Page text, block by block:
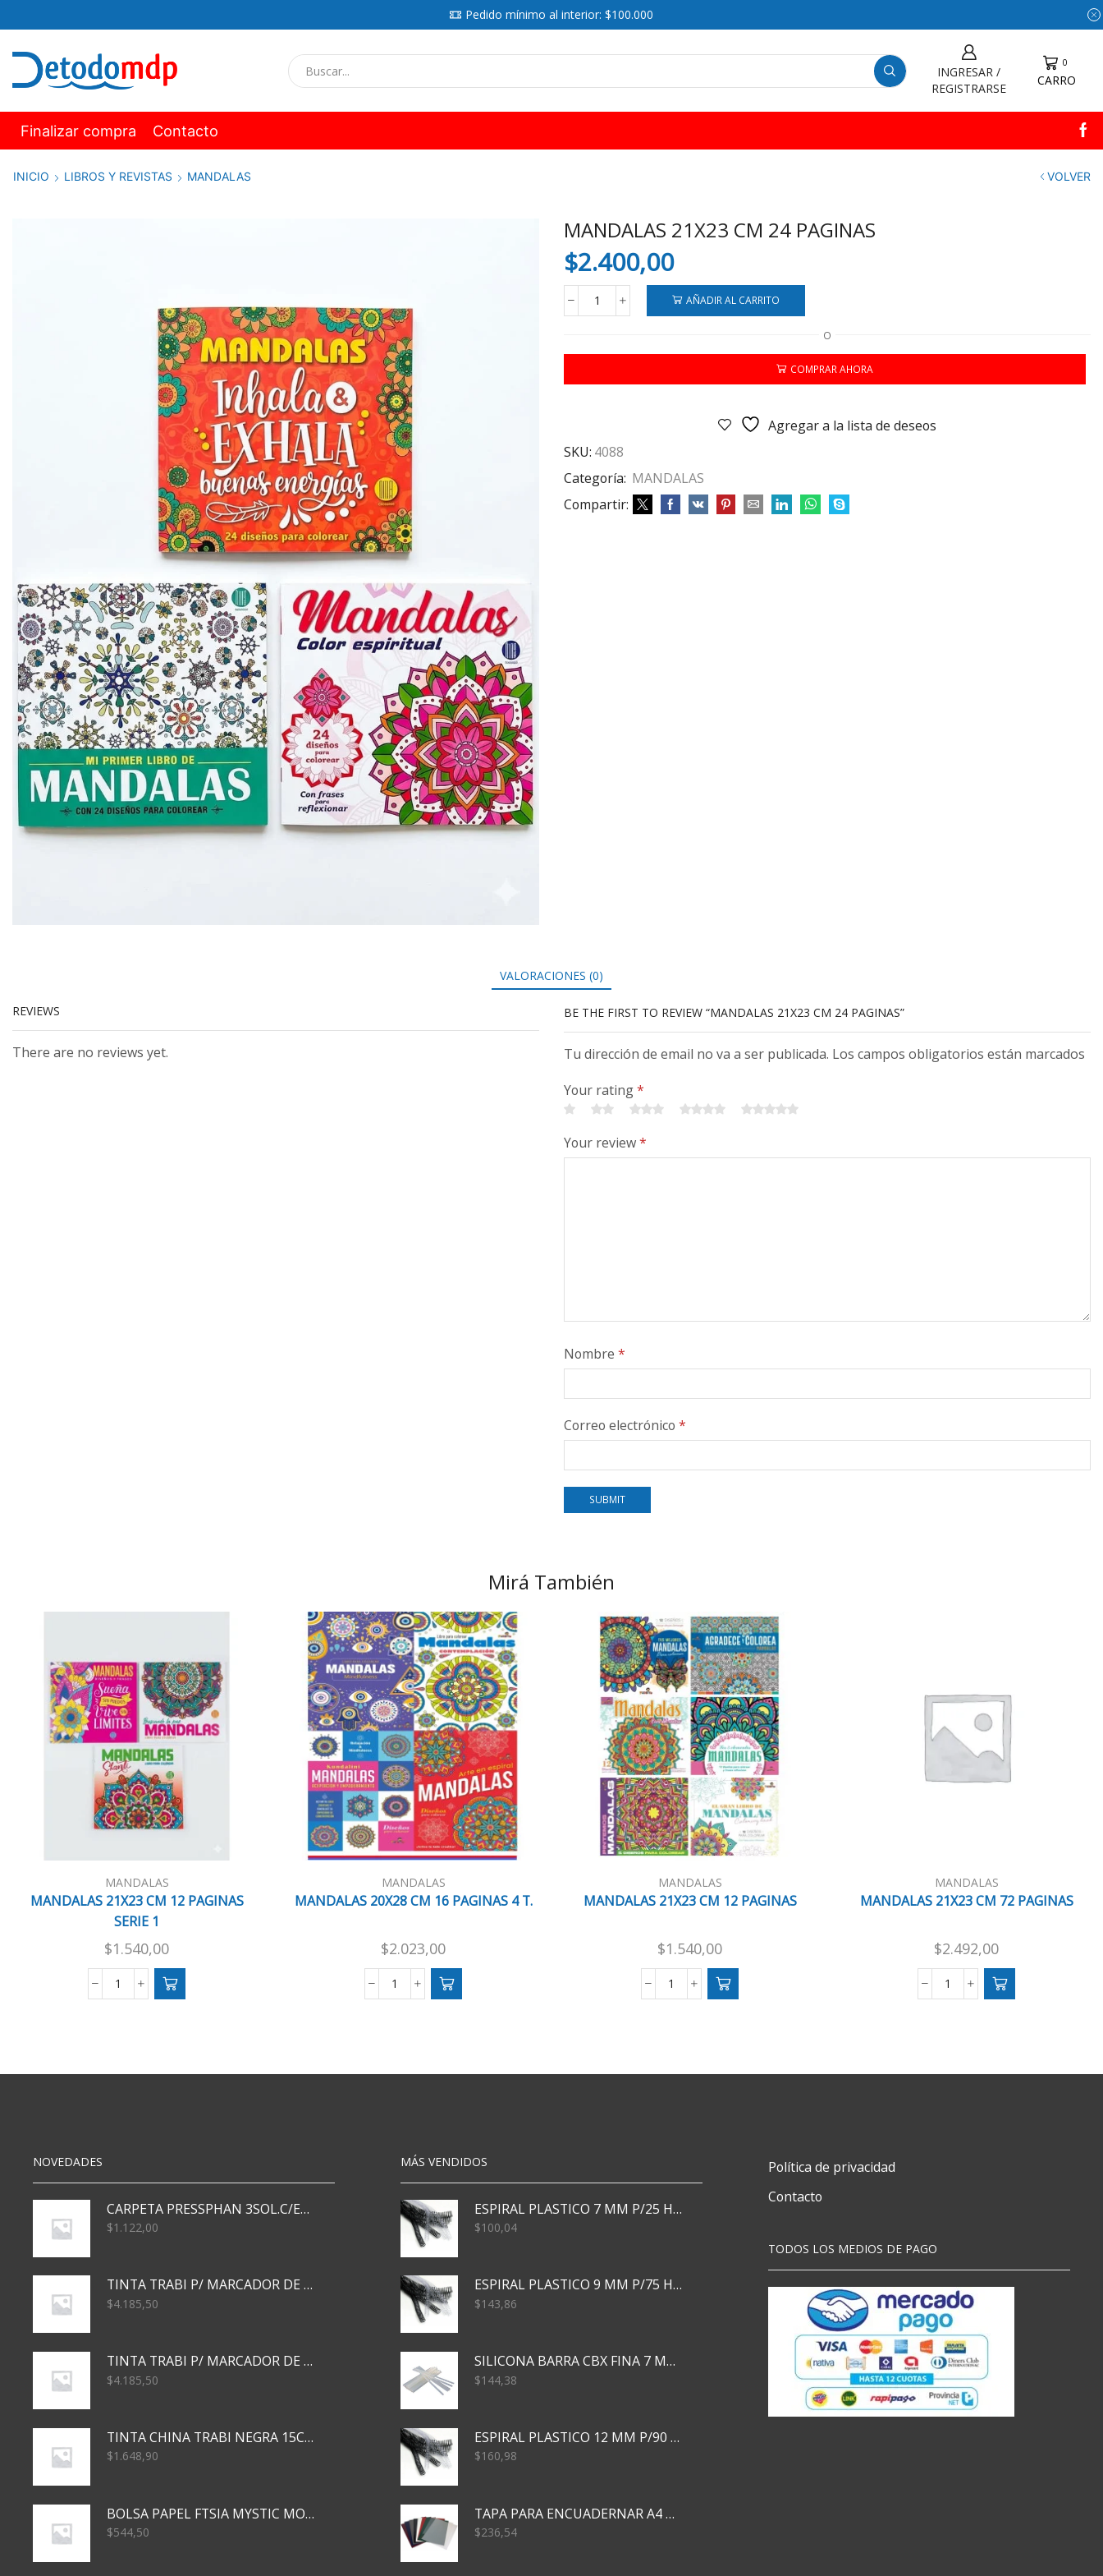
Pedido mínimo al interior: $100.000
INGRESAR /
REGISTRARSE
0
CARRO
Finalizar compra Contacto
INICIO LIBROS Y REVISTAS MANDALAS VOLVER
MANDALAS 21X23 CM 24 PAGINAS
$2.400,00
MANDALAS
24
cantidad
AÑADIR AL CARRITO
O
COMPRAR AHORA
Agregar a la lista de deseos
SKU: 4088
Categoría: MANDALAS
Compartir:
VALORACIONES (0)
REVIEWS
There are no reviews yet.
BE THE FIRST TO REVIEW “MANDALAS 21X23 CM 24 PAGINAS”
Tu dirección de email no va a ser publicada. Los campos obligatorios están marcados
Your rating*
Your review*
Nombre *
Correo electrónico *
Mirá También
MANDALAS
MANDALAS 21X23 CM 12 PAGINAS
SERIE 1
$1.540,00
MANDALAS
SERIE
MANDALAS
MANDALAS 20X28 CM 16 PAGINAS 4 T.
$2.023,00
MANDALAS
4
MANDALAS
MANDALAS 21X23 CM 12 PAGINAS
$1.540,00
MANDALAS
cantidad
MANDALAS
MANDALAS 21X23 CM 72 PAGINAS
$2.492,00
MANDALAS
cantidad
NOVEDADES
CARPETA PRESSPHAN 3SOL.C/ELAST MARRON A4 P01A
$1.122,00
TINTA TRABI P/ MARCADOR DE PIZARRA x30ml AZUL
$4.185,50
TINTA TRABI P/ MARCADOR DE PIZARRA x30ml ROJO
$4.185,50
TINTA CHINA TRABI NEGRA 15CC TR3460
$1.648,90
BOLSA PAPEL FTSIA MYSTIC MONKEY 14/08/20
$544,50
MÁS VENDIDOS
ESPIRAL PLASTICO 7 MM P/25 HJS X50x3000
$100,04
ESPIRAL PLASTICO 9 MM P/75 HJS X50X2400
$143,86
SILICONA BARRA CBX FINA 7 MM 28 CM
$144,38
ESPIRAL PLASTICO 12 MM P/90 HJS X50X1500
$160,98
TAPA PARA ENCUADERNAR A4 TRANSP x50x500
$236,54
Política de privacidad
Contacto
TODOS LOS MEDIOS DE PAGO